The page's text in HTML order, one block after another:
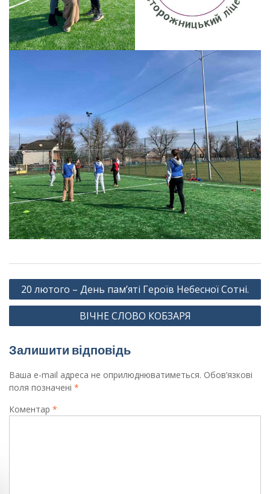
Навігація
записів
20 лютого – День пам’яті Героїв Небесної Сотні.
ВІЧНЕ СЛОВО КОБЗАРЯ
Залишити відповідь
Ваша e-mail адреса не оприлюднюватиметься. Обов’язкові
поля позначені *
Коментар *